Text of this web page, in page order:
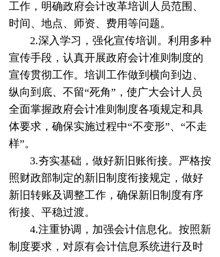
工作，明确政府会计改革培训人员范围、
时间、地点、师资、费用等问题。
2.深入学习，强化宣传培训。利用多种
宣传手段，认真开展政府会计准则制度的
宣传贯彻工作。 培训工作做到横向到边、
纵向到底、不留“死角”，使广大会计人员
全面掌握政府会计准则制度各项规定和具
体要求，确保实施过程中“不变形”、“不走
样”。
3.夯实基础，做好新旧账衔接。严格按
照财政部制定的新旧制度衔接规定，做好
新旧转账及调整工作，确保新旧制度有序
衔接、平稳过渡。
4.注重协调，加强会计信息化。按照新
制度要求，对原有会计信息系统进行及时